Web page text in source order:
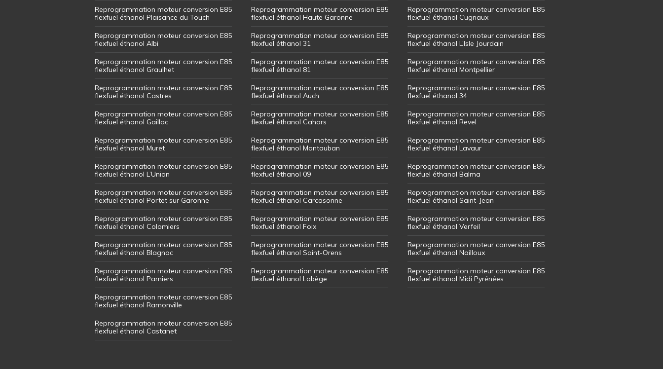
Reprogrammation moteur conversion E85
flexfuel éthanol Plaisance du Touch
Reprogrammation moteur conversion E85
flexfuel éthanol Albi
Reprogrammation moteur conversion E85
flexfuel éthanol Graulhet
Reprogrammation moteur conversion E85
flexfuel éthanol Castres
Reprogrammation moteur conversion E85
flexfuel éthanol Gaillac
Reprogrammation moteur conversion E85
flexfuel éthanol Muret
Reprogrammation moteur conversion E85
flexfuel éthanol L’Union
Reprogrammation moteur conversion E85
flexfuel éthanol Portet sur Garonne
Reprogrammation moteur conversion E85
flexfuel éthanol Colomiers
Reprogrammation moteur conversion E85
flexfuel éthanol Blagnac
Reprogrammation moteur conversion E85
flexfuel éthanol Pamiers
Reprogrammation moteur conversion E85
flexfuel éthanol Ramonville
Reprogrammation moteur conversion E85
flexfuel éthanol Castanet
Reprogrammation moteur conversion E85
flexfuel éthanol Haute Garonne
Reprogrammation moteur conversion E85
flexfuel éthanol 31
Reprogrammation moteur conversion E85
flexfuel éthanol 81
Reprogrammation moteur conversion E85
flexfuel éthanol Auch
Reprogrammation moteur conversion E85
flexfuel éthanol Cahors
Reprogrammation moteur conversion E85
flexfuel éthanol Montauban
Reprogrammation moteur conversion E85
flexfuel éthanol 09
Reprogrammation moteur conversion E85
flexfuel éthanol Carcasonne
Reprogrammation moteur conversion E85
flexfuel éthanol Foix
Reprogrammation moteur conversion E85
flexfuel éthanol Saint-Orens
Reprogrammation moteur conversion E85
flexfuel éthanol Labège
Reprogrammation moteur conversion E85
flexfuel éthanol Cugnaux
Reprogrammation moteur conversion E85
flexfuel éthanol L’Isle Jourdain
Reprogrammation moteur conversion E85
flexfuel éthanol Montpellier
Reprogrammation moteur conversion E85
flexfuel éthanol 34
Reprogrammation moteur conversion E85
flexfuel éthanol Revel
Reprogrammation moteur conversion E85
flexfuel éthanol Lavaur
Reprogrammation moteur conversion E85
flexfuel éthanol Balma
Reprogrammation moteur conversion E85
flexfuel éthanol Saint-Jean
Reprogrammation moteur conversion E85
flexfuel éthanol Verfeil
Reprogrammation moteur conversion E85
flexfuel éthanol Nailloux
Reprogrammation moteur conversion E85
flexfuel éthanol Midi Pyrénées